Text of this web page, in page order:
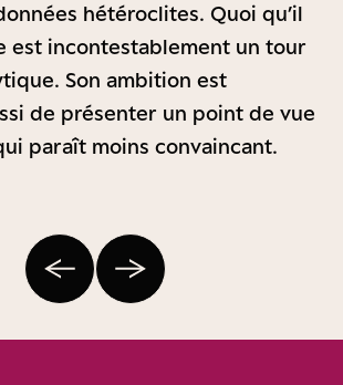
hétéroclites. Quoi qu’il
est incontestablement un tour
Son ambition est
de présenter un point de vue
paraît moins convaincant.